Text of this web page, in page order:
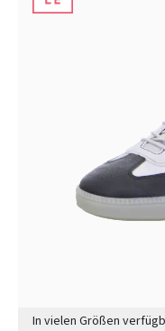
In vielen Größen